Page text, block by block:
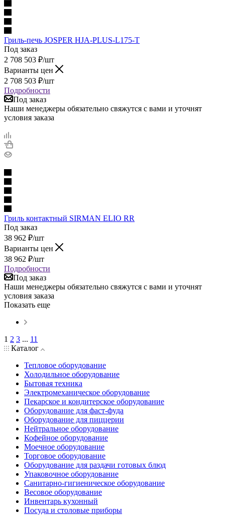
Гриль-печь JOSPER HJA-PLUS-L175-T
Под заказ
2 708 503 ₽/шт
Варианты цен
2 708 503 ₽/шт
Подробности
Под заказ
Наши менеджеры обязательно свяжутся с вами и уточнят
условия заказа
Гриль контактный SIRMAN ELIO RR
Под заказ
38 962 ₽/шт
Варианты цен
38 962 ₽/шт
Подробности
Под заказ
Наши менеджеры обязательно свяжутся с вами и уточнят
условия заказа
Показать еще
1 2 3 ... 11
Каталог
Тепловое оборудование
Холодильное оборудование
Бытовая техника
Электромеханическое оборудование
Пекарское и кондитерское оборудование
Оборудование для фаст-фуда
Оборудование для пиццерии
Нейтральное оборудование
Кофейное оборудование
Моечное оборудование
Торговое оборудование
Оборудование для раздачи готовых блюд
Упаковочное оборудование
Санитарно-гигиеническое оборудование
Весовое оборудование
Инвентарь кухонный
Посуда и столовые приборы